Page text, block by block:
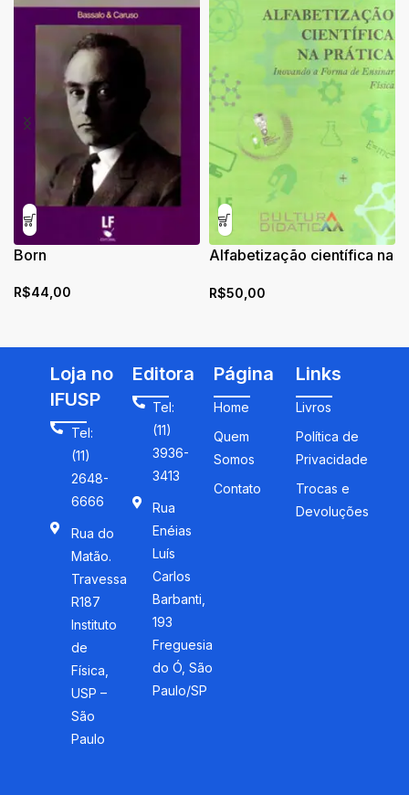
Born
R$44,00
Alfabetização científica na
de ensinar física
R$50,00
Loja no
IFUSP
Tel:
(11)
2648-
6666
Rua do
Matão.
Travessa
R187
Instituto
de
Física,
USP –
São
Paulo
Editora
Tel:
(11)
3936-
3413
Rua
Enéias
Luís
Carlos
Barbanti,
193
Freguesia
do Ó, São
Paulo/SP
Página
Home
Quem
Somos
Contato
Links
Livros
Política de
Privacidade
Trocas e
Devoluções